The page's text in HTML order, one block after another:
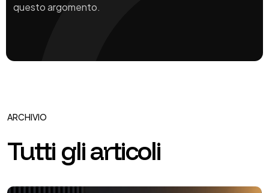
questo argomento.
ARCHIVIO
Tutti gli articoli